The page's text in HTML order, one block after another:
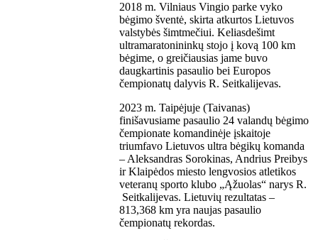
2018 m. Vilniaus Vingio parke vyko
bėgimo šventė, skirta atkurtos Lietuvos
valstybės šimtmečiui. Keliasdešimt
ultramaratonininkų stojo į kovą 100 km
bėgime, o greičiausias jame buvo
daugkartinis pasaulio bei Europos
čempionatų dalyvis R. Seitkalijevas.
2023 m. Taipėjuje (Taivanas)
finišavusiame pasaulio 24 valandų bėgimo
čempionate komandinėje įskaitoje
triumfavo Lietuvos ultra bėgikų komanda
– Aleksandras Sorokinas, Andrius Preibys
ir Klaipėdos miesto lengvosios atletikos
veteranų sporto klubo „Ąžuolas“ narys R.
Seitkalijevas. Lietuvių rezultatas –
813,368 km yra naujas pasaulio
čempionatų rekordas.